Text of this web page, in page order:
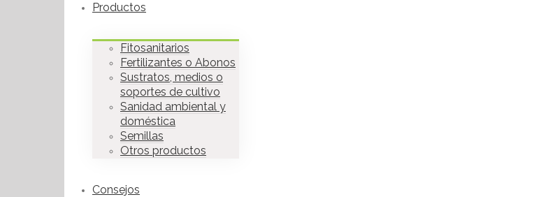
Productos
Fitosanitarios
Fertilizantes o Abonos
Sustratos, medios o
soportes de cultivo
Sanidad ambiental y
doméstica
Semillas
Otros productos
Consejos